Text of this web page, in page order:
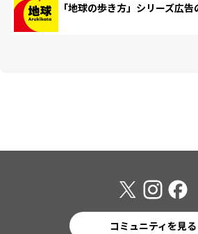
「地球の歩き方」シリーズ広告
コミュニティを見る